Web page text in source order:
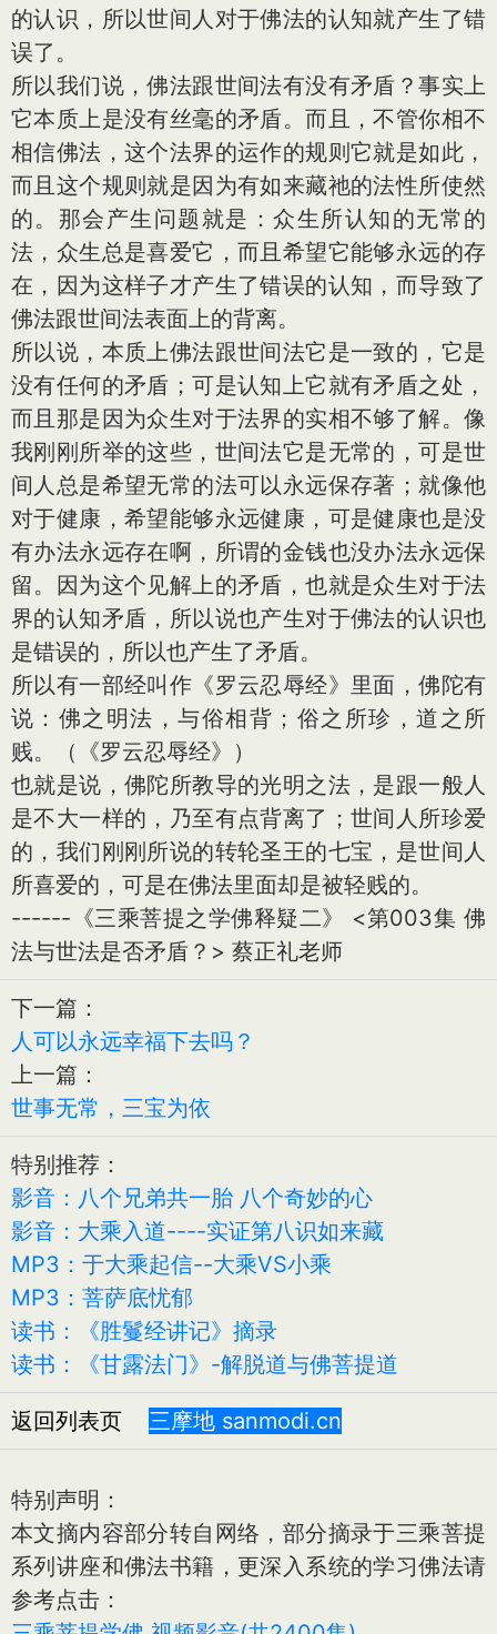
的认识，所以世间人对于佛法的认知就产生了错
误了。
所以我们说，佛法跟世间法有没有矛盾？事实上
它本质上是没有丝毫的矛盾。而且，不管你相不
相信佛法，这个法界的运作的规则它就是如此，
而且这个规则就是因为有如来藏祂的法性所使然
的。那会产生问题就是：众生所认知的无常的
法，众生总是喜爱它，而且希望它能够永远的存
在，因为这样子才产生了错误的认知，而导致了
佛法跟世间法表面上的背离。
所以说，本质上佛法跟世间法它是一致的，它是
没有任何的矛盾；可是认知上它就有矛盾之处，
而且那是因为众生对于法界的实相不够了解。像
我刚刚所举的这些，世间法它是无常的，可是世
间人总是希望无常的法可以永远保存著；就像他
对于健康，希望能够永远健康，可是健康也是没
有办法永远存在啊，所谓的金钱也没办法永远保
留。因为这个见解上的矛盾，也就是众生对于法
界的认知矛盾，所以说也产生对于佛法的认识也
是错误的，所以也产生了矛盾。
所以有一部经叫作《罗云忍辱经》里面，佛陀有
说：佛之明法，与俗相背；俗之所珍，道之所
贱。（《罗云忍辱经》）
也就是说，佛陀所教导的光明之法，是跟一般人
是不大一样的，乃至有点背离了；世间人所珍爱
的，我们刚刚所说的转轮圣王的七宝，是世间人
所喜爱的，可是在佛法里面却是被轻贱的。
------《三乘菩提之学佛释疑二》 <第003集 佛
法与世法是否矛盾？> 蔡正礼老师
下一篇：
人可以永远幸福下去吗？
上一篇：
世事无常，三宝为依
特别推荐：
影音：八个兄弟共一胎 八个奇妙的心
影音：大乘入道----实证第八识如来藏
MP3：于大乘起信--大乘VS小乘
MP3：菩萨底忧郁
读书：《胜鬘经讲记》摘录
读书：《甘露法门》-解脱道与佛菩提道
返回列表页 三摩地 sanmodi.cn
特别声明：
本文摘内容部分转自网络，部分摘录于三乘菩提
系列讲座和佛法书籍，更深入系统的学习佛法请
参考点击：